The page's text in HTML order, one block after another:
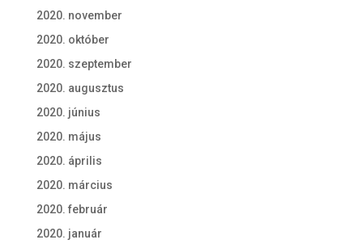
2020. november
2020. október
2020. szeptember
2020. augusztus
2020. június
2020. május
2020. április
2020. március
2020. február
2020. január